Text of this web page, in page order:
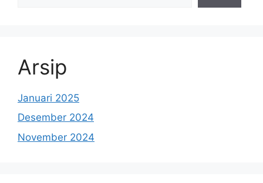
Arsip
Januari 2025
Desember 2024
November 2024